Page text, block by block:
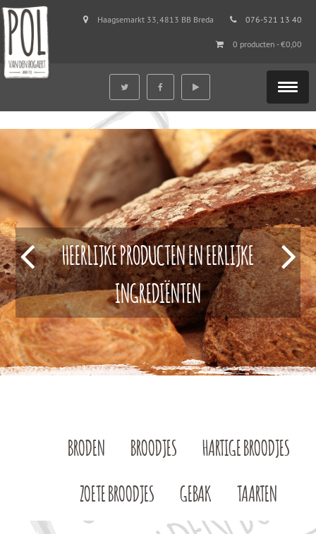
Haagsemarkt 33, 4813 BB Breda 076-521 13 40
0 producten -€0,00
HEERLIJKE PRODUCTEN EN EERLIJKE
INGREDIËNTEN
BRODEN BROODJES HARTIGE BROODJES
ZOETE BROODJES GEBAK TAARTEN